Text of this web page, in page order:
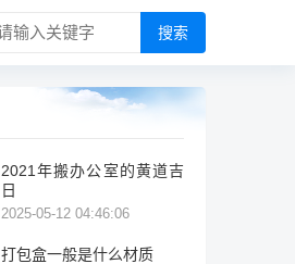
搜索
2021年搬办公室的黄道吉
日
2025-05-12 04:46:06
打包盒一般是什么材质